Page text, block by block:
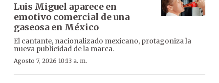
Luis Miguel aparece en
emotivo comercial de una
gaseosa en México
El cantante, nacionalizado mexicano, protagoniza la
nueva publicidad de la marca.
Agosto 7, 2026 10:13 a. m.